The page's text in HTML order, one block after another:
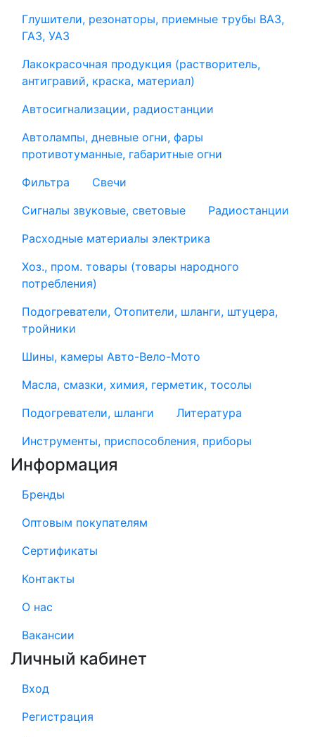
Глушители, резонаторы, приемные трубы ВАЗ,
ГАЗ, УАЗ
Лакокрасочная продукция (растворитель,
антигравий, краска, материал)
Автосигнализации, радиостанции
Автолампы, дневные огни, фары
противотуманные, габаритные огни
Фильтра
Свечи
Сигналы звуковые, световые
Радиостанции
Расходные материалы электрика
Хоз., пром. товары (товары народного
потребления)
Подогреватели, Отопители, шланги, штуцера,
тройники
Шины, камеры Авто-Вело-Мото
Масла, смазки, химия, герметик, тосолы
Подогреватели, шланги
Литература
Инструменты, приспособления, приборы
Информация
Бренды
Оптовым покупателям
Сертификаты
Контакты
О нас
Вакансии
Личный кабинет
Вход
Регистрация